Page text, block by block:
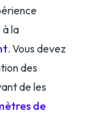
la
. Vous devez
des
de les
de